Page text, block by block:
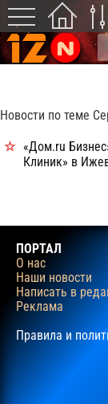
Новости по теме
«Дом.ru
Клиник» в
ПОРТАЛ
О нас
Наши новости
Написать в
Реклама
Правила и